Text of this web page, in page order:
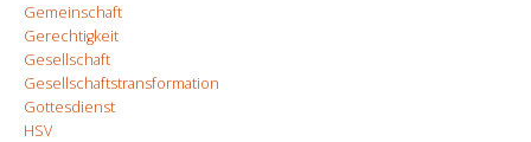
Gemeinschaft
Gerechtigkeit
Gesellschaft
Gesellschaftstransformation
Gottesdienst
HSV